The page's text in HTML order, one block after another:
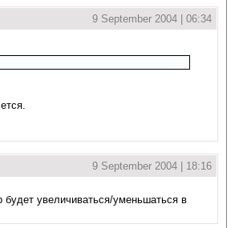
9 September 2004 | 06:34
9 September 2004 | 18:16
увеличиваться/уменьшаться в